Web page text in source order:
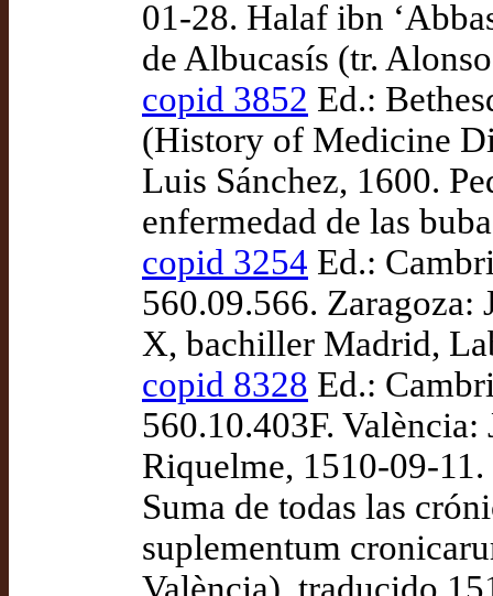
01-28. Halaf ibn
de Albucasís (tr.
copid 3852 Ed.:
(History of Medicine
Luis Sánchez, 1600.
enfermedad de las
copid 3254 Ed.:
560.09.566. Zaragoza:
X, bachiller Madrid,
copid 8328 Ed.:
560.10.403F.
Riquelme, 1510-09-
Suma de todas las
suplementum